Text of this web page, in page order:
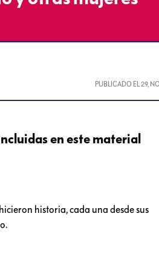
PUBLICADO EL 29,
en este material
historia, cada una desde sus